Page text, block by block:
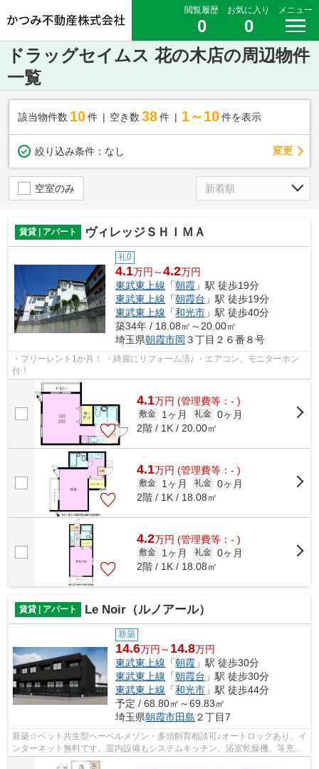
閲覧履歴
0
お気に入り
0
メニュー
ドラッグセイムス 花の木店の周辺物件
一覧
該当物件数 10件 空き数 38 件 1～10 件を表示
絞り込み条件： なし 変更
空室のみ
賃貸 | アパート ヴィレッジＳＨＩＭＡ
礼0
4.1万円～4.2万円
東武東上線 「朝霞 」駅 徒歩19分
東武東上線 「朝霞台 」駅 徒歩19分
東武東上線 「和光市 」駅 徒歩40分
築34年 / 18.08㎡～20.00㎡
埼玉県朝霞市岡 ３丁目２６番８号
・フリーレント1か月！ ・綺麗にリフォーム済♪ ・エアコン、モニターホン
付！
4.1万円 (管理費等：- )
敷金 1ヶ月 礼金 0ヶ月
2階 / 1K / 20.00㎡
4.1万円 (管理費等：- )
敷金 1ヶ月 礼金 0ヶ月
2階 / 1K / 18.08㎡
4.2万円 (管理費等：- )
敷金 1ヶ月 礼金 0ヶ月
2階 / 1K / 18.08㎡
賃貸 | アパート Le Noir（ルノアール）
新築
14.6万円～ 14.8万円
東武東上線 「朝霞 」駅 徒歩30分
東武東上線 「朝霞台 」駅 徒歩30分
東武東上線 「和光市 」駅 徒歩44分
予定 / 68.80㎡～69.83㎡
埼玉県朝霞市田島 ２丁目7
新築☆ペット共生型ヘーベルメゾン・多頭飼育相談可♪オートロックあり、イ
ンターネット無料です。室内設備もシステムキッチン、浴室乾燥機、等充実♪
入居条件があるため備考欄確認くださ...